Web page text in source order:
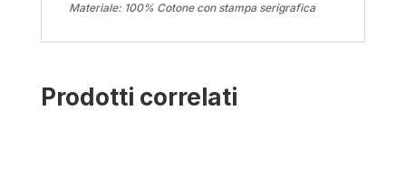
Materiale: 100% Cotone con stampa serigrafica
Prodotti correlati